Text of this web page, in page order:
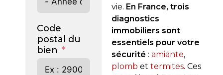
Code
postal du
bien
vie. En France, trois
diagnostics
immobiliers sont
essentiels pour votre
sécurité : amiante,
plomb et termites. Ces